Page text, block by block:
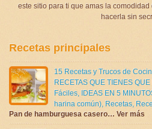
este sitio para ti que amas la
hacerla sin
Recetas principales
15 Recetas y Trucos de
RECETAS QUE TIENES QUE
Fáciles, IDEAS EN 5
harina común), Recetas,
Pan de hamburguesa casero… Ver más